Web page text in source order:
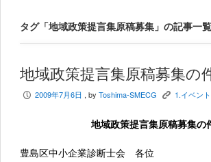
タグ「地域政策提言集原稿募集」の記事一覧
地域政策提言集原稿募集の
P 2009年7月6日 , by Toshima-SMECG K 1.イベン
地域政策提言集原稿募集の
豊島区中小企業診断士会 各位